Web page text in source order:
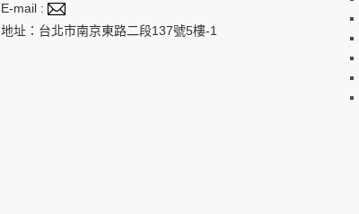
E-mail :
地址：台北市南京東路二段137號5樓-1